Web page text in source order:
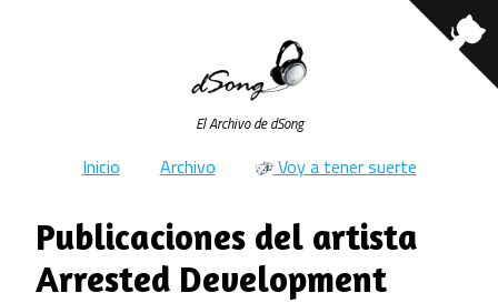
El Archivo de dSong
Inicio Archivo Voy a tener suerte
Publicaciones del artista
Arrested Development